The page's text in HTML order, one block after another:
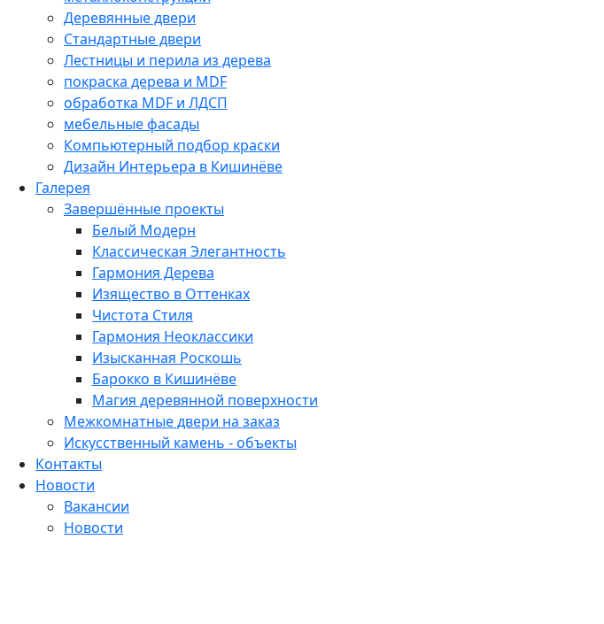
Деревянные двери
Стандартные двери
Лестницы и перила из дерева
покраска дерева и MDF
обработка MDF и ЛДСП
мебельные фасады
Компьютерный подбор краски
Дизайн Интерьера в Кишинёве
Галерея
Завершённые проекты
Белый Модерн
Классическая Элегантность
Гармония Дерева
Изящество в Оттенках
Чистота Стиля
Гармония Неоклассики
Изысканная Роскошь
Барокко в Кишинёве
Магия деревянной поверхности
Межкомнатные двери на заказ
Искусственный камень - объекты
Контакты
Новости
Вакансии
Новости